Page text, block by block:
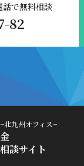
話で無料相談
82
北九州オフィス−
談サイト